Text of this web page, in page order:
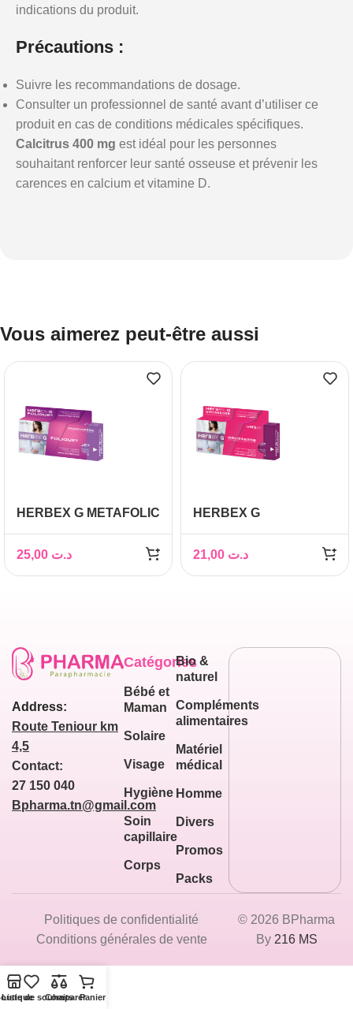
indications du produit.
Précautions :
Suivre les recommandations de dosage.
Consulter un professionnel de santé avant d’utiliser ce
produit en cas de conditions médicales spécifiques.
Calcitrus 400 mg est idéal pour les personnes
souhaitant renforcer leur santé osseuse et prévenir les
carences en calcium et vitamine D.
Vous aimerez peut-être aussi
HERBEX G METAFOLIC
GELULES
د.ت
HERBEX G
GELULES
د.ت
Address:
Route Teniour km
4,5
Contact:
27 150 040
Bpharma.tn@gmail.com
Catégories
Bébé et
Maman
Solaire
Visage
Hygiène
Soin
capillaire
Corps
Bio &
naturel
Compléments
alimentaires
Matériel
médical
Homme
Divers
Promos
Packs
© 2026 BPharma
By 216 MS
Politiques de confidentialité
Conditions générales de vente
Liste de souhaits
ComparerPanier